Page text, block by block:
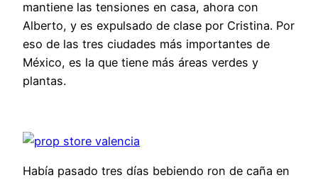
mantiene las tensiones en casa, ahora con
Alberto, y es expulsado de clase por Cristina. Por
eso de las tres ciudades más importantes de
México, es la que tiene más áreas verdes y
plantas.
Había pasado tres días bebiendo ron de caña en